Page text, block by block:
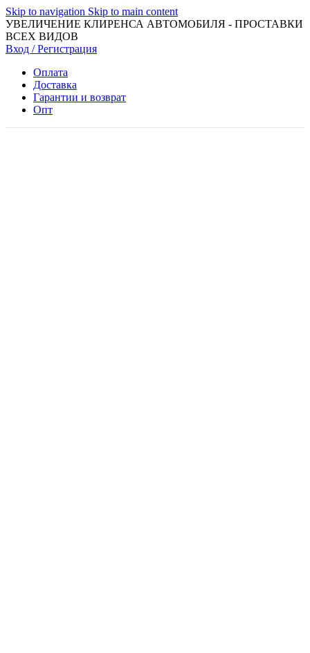
Skip to navigation Skip to main content
УВЕЛИЧЕНИЕ КЛИРЕНСА АВТОМОБИЛЯ - ПРОСТАВКИ
ВСЕХ ВИДОВ
Вход / Регистрация
Оплата
Доставка
Гарантии и возврат
Опт